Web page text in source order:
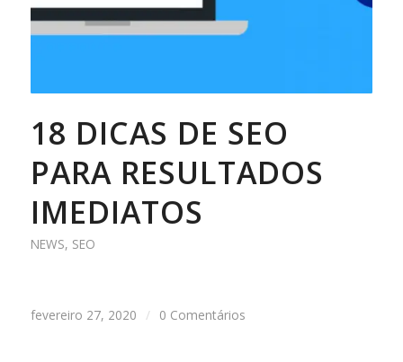
18 DICAS DE SEO
PARA RESULTADOS
IMEDIATOS
NEWS, SEO
fevereiro 27, 2020 / 0 Comentários